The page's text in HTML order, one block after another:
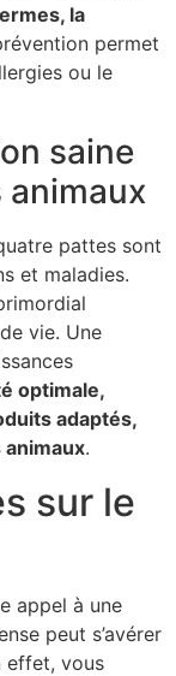
la
permet
ou le
saine
animaux
pattes sont
et maladies.
vie. Une
optimale,
adaptés,
.
sur le
appel à une
peut s’avérer
effet, vous